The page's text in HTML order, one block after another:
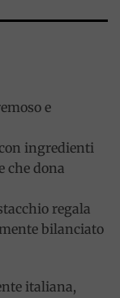
e
ingredienti
che dona
regala
bilanciato
italiana,